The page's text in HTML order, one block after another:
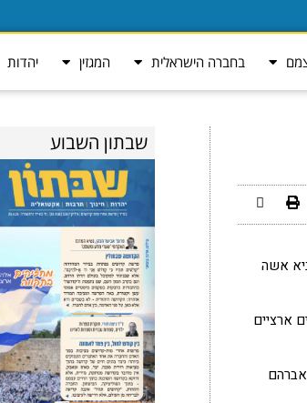
בחברה הישראלית המגזין יהדות
אשה
ארציים
שבתון השבוע